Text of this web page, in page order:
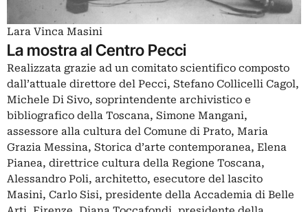
Lara Vinca Masini
La mostra al Centro Pecci
Realizzata grazie ad un comitato scientifico composto
dall’attuale direttore del Pecci, Stefano Collicelli Cagol,
Michele Di Sivo, soprintendente archivistico e
bibliografico della Toscana, Simone Mangani,
assessore alla cultura del Comune di Prato, Maria
Grazia Messina, Storica d’arte contemporanea, Elena
Pianea, direttrice cultura della Regione Toscana,
Alessandro Poli, architetto, esecutore del lascito
Masini, Carlo Sisi, presidente della Accademia di Belle